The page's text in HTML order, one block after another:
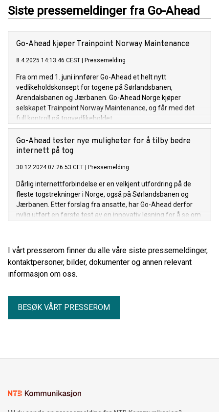
Siste pressemeldinger fra Go-Ahead
Go-Ahead kjøper Trainpoint Norway Maintenance
8.4.2025 14:13:46 CEST | Pressemelding
Fra om med 1. juni innfører Go-Ahead et helt nytt
vedlikeholdskonsept for togene på Sørlandsbanen,
Arendalsbanen og Jærbanen. Go-Ahead Norge kjøper
selskapet Trainpoint Norway Maintenance, og får med det
full kontroll på togvedlikeholdet.
Go-Ahead tester nye muligheter for å tilby bedre
internett på tog
30.12.2024 07:26:53 CET | Pressemelding
Dårlig internettforbindelse er en velkjent utfordring på de
fleste togstrekninger i Norge, også på Sørlandsbanen og
Jærbanen. Etter forslag fra ansatte, har Go-Ahead derfor
nylig utført en første test av en innovativ løsning for å se om
I vårt presserom finner du alle våre siste pressemeldinger,
kontaktpersoner, bilder, dokumenter og annen relevant
informasjon om oss.
BESØK VÅRT PRESSEROM